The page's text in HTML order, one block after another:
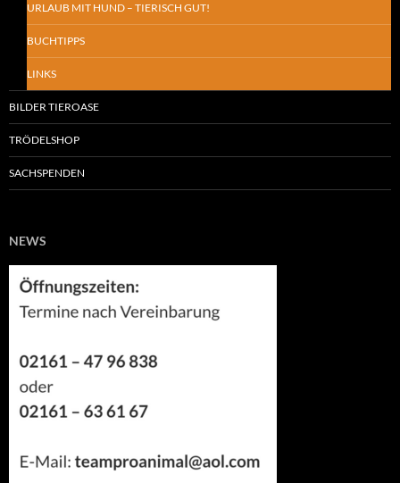
URLAUB MIT HUND – TIERISCH GUT!
BUCHTIPPS
LINKS
BILDER TIEROASE
TRÖDELSHOP
SACHSPENDEN
NEWS